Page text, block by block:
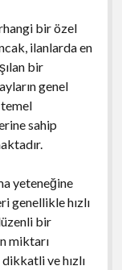
bir özel
ilanlarda en
bir
genel
sahip
yeteneğine
genellikle hızlı
bir
miktarı
ve hızlı